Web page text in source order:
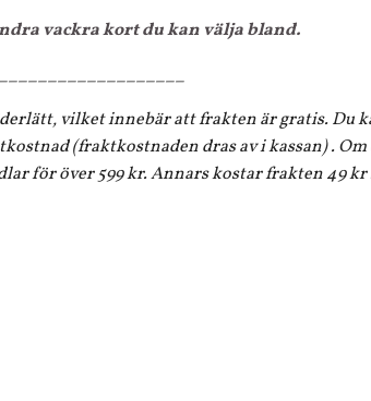
vackra kort du kan välja bland.
vilket innebär att frakten är gratis. Du
(fraktkostnaden dras av i kassan) .
för över 599 kr. Annars kostar frakten 49 kr